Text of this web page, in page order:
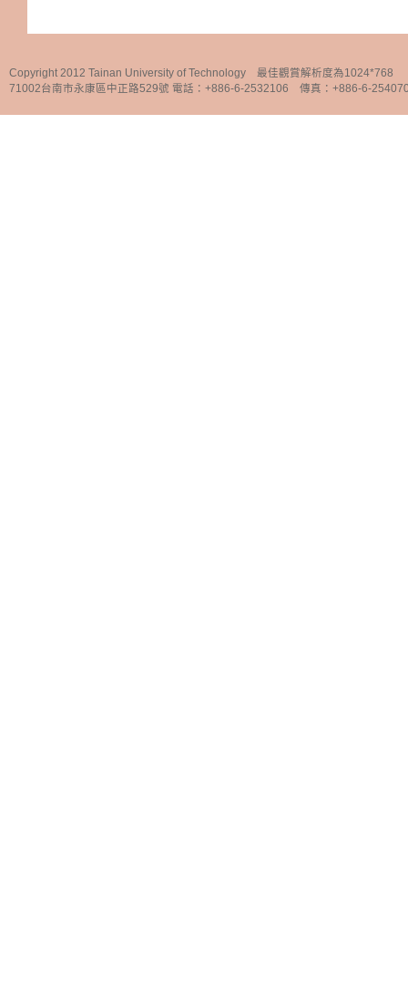
Copyright 2012 Tainan University of Technology 最佳觀賞解析度為1024*768
71002台南市永康區中正路529號 電話：+886-6-2532106 傳真：+886-6-